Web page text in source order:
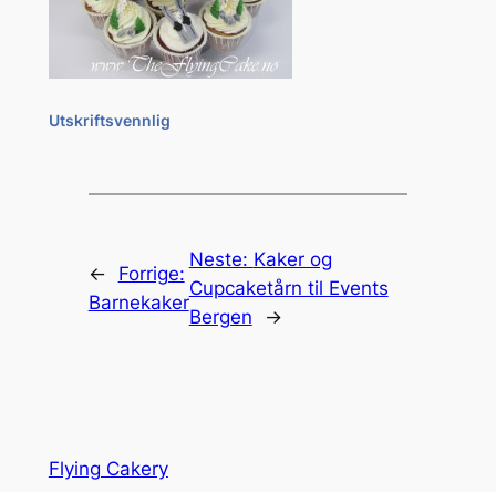
Utskriftsvennlig
←
Forrige:
Barnekaker
Neste: Kaker og
Cupcaketårn til Events
Bergen
→
Flying Cakery